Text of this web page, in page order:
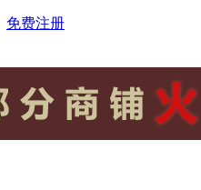
免费注册